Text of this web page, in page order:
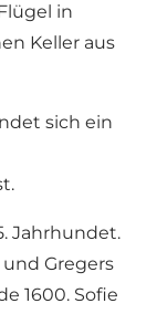
in
Keller aus
sich ein
Jahrhundet.
Gregers
1600. Sofie